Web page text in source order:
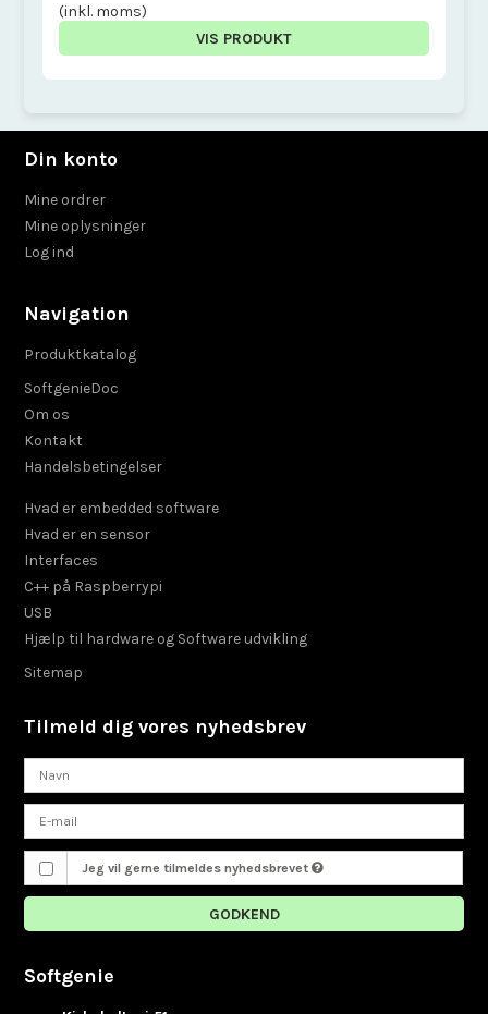
(inkl. moms)
VIS PRODUKT
Din konto
Mine ordrer
Mine oplysninger
Log ind
Navigation
Produktkatalog
SoftgenieDoc
Om os
Kontakt
Handelsbetingelser
Hvad er embedded software
Hvad er en sensor
Interfaces
C++ på Raspberrypi
USB
Hjælp til hardware og Software udvikling
Sitemap
Tilmeld dig vores nyhedsbrev
Jeg vil gerne tilmeldes nyhedsbrevet
GODKEND
Softgenie